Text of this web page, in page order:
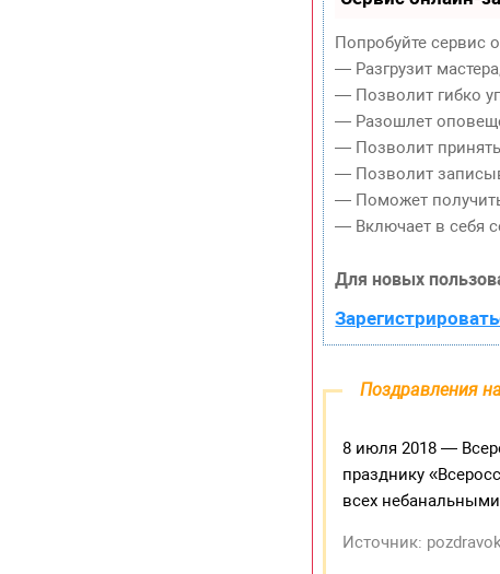
Попробуйте сервис
— Разгрузит
— Позволит гибко
— Разошлет
— Позволит
— Позволит
— Поможет
— Включает в себя
Для новых
Поздравления
8 июля 2018 —
празднику
всех
Источник: